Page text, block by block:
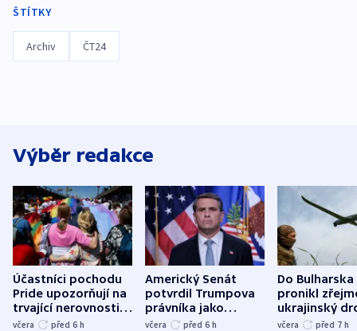
ŠTÍTKY
Archiv ČT24
Výběr redakce
Účastníci pochodu
Pride upozorňují na
trvající nerovnosti i
společenskou
včera před 6 h
Americký Senát
potvrdil Trumpova
právníka jako
ministra
včera před 6 h
Do Bulharska
pronikl
ukrajinský
explodoval
včera před 7 h